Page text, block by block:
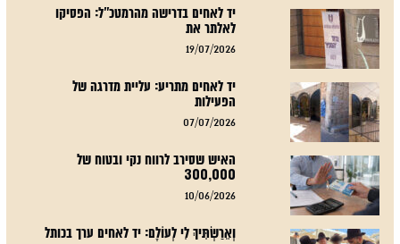
יד לאחים בדרישה מהרמטכ"ל: הפסיקו
לאלתר את
19/07/2026
יד לאחים מתריע: עליית מדרגה של
הפעילות
07/07/2026
האיש שסירב לרווח נקי ובטוח של
300,000
10/06/2026
וְאֵרַשְׂתִּיךְ לִי לְעוֹלָם: יד לאחים ערך בכותל